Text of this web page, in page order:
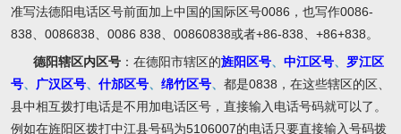
准写法德阳电话区号前面加上中国的国际区号0086，也写作0086-
838、0086838、0086 838、00860838或者+86-838、+86+838。
德阳辖区内区号：在德阳市辖区的旌阳区号、 中江区号、 罗江区
号、 广汉区号、 什邡区号、 绵竹区号、 都是0838，在这些辖区的区、
县中相互拨打电话是不用加电话区号，直接输入电话号码就可以了。
例如在旌阳区拨打中江县号码为5106007的电话只要直接输入号码拨